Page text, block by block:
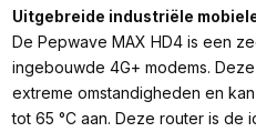
Uitgebreide industriële
De Pepwave MAX HD4 is een
ingebouwde 4G+ modems.
extreme omstandigheden en
tot 65 °C aan. Deze router is de